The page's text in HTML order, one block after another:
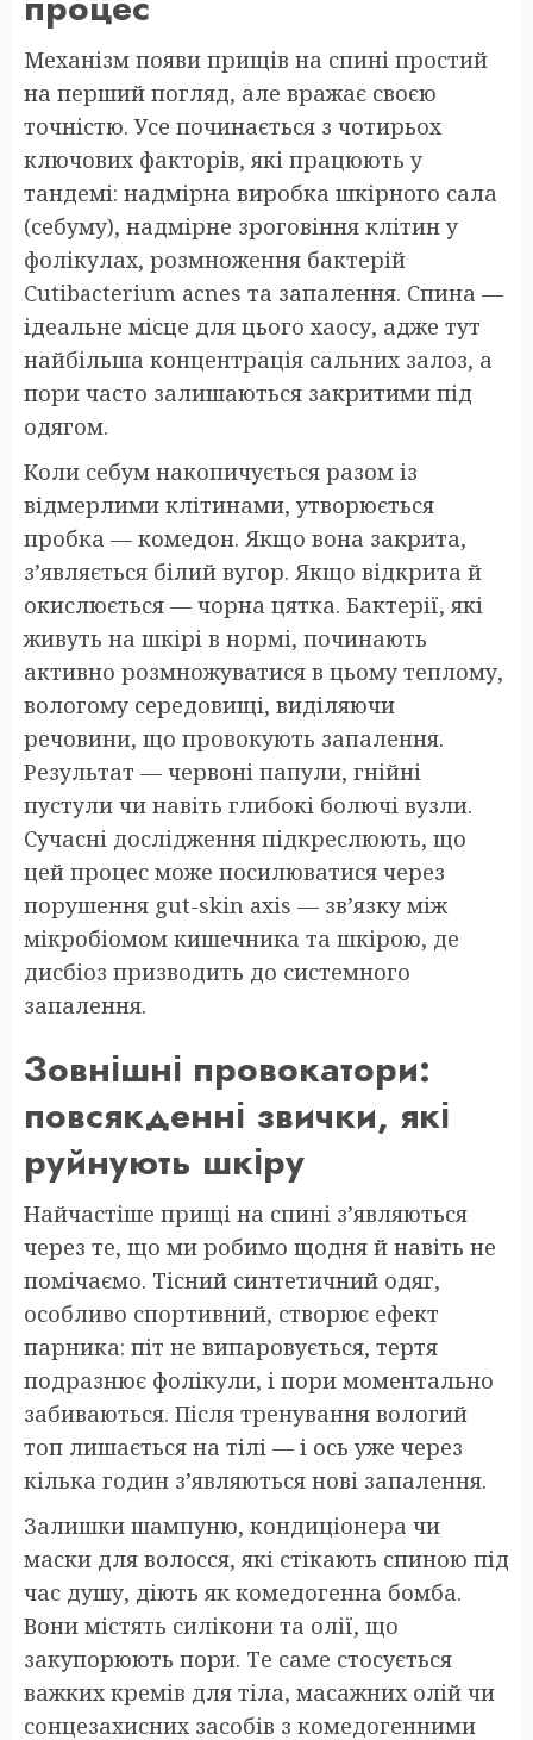
Механізм появи прищів на спині простий
на перший погляд, але вражає своєю
точністю. Усе починається з чотирьох
ключових факторів, які працюють у
тандемі: надмірна виробка шкірного сала
(себуму), надмірне зроговіння клітин у
фолікулах, розмноження бактерій
Cutibacterium acnes та запалення. Спина —
ідеальне місце для цього хаосу, адже тут
найбільша концентрація сальних залоз, а
пори часто залишаються закритими під
одягом.
Коли себум накопичується разом із
відмерлими клітинами, утворюється
пробка — комедон. Якщо вона закрита,
з’являється білий вугор. Якщо відкрита й
окислюється — чорна цятка. Бактерії, які
живуть на шкірі в нормі, починають
активно розмножуватися в цьому теплому,
вологому середовищі, виділяючи
речовини, що провокують запалення.
Результат — червоні папули, гнійні
пустули чи навіть глибокі болючі вузли.
Сучасні дослідження підкреслюють, що
цей процес може посилюватися через
порушення gut-skin axis — зв’язку між
мікробіомом кишечника та шкірою, де
дисбіоз призводить до системного
запалення.
Зовнішні провокатори:
повсякденні звички, які
руйнують шкіру
Найчастіше прищі на спині з’являються
через те, що ми робимо щодня й навіть не
помічаємо. Тісний синтетичний одяг,
особливо спортивний, створює ефект
парника: піт не випаровується, тертя
подразнює фолікули, і пори моментально
забиваються. Після тренування вологий
топ лишається на тілі — і ось уже через
кілька годин з’являються нові запалення.
Залишки шампуню, кондиціонера чи
маски для волосся, які стікають спиною під
час душу, діють як комедогенна бомба.
Вони містять силікони та олії, що
закупорюють пори. Те саме стосується
важких кремів для тіла, масажних олій чи
сонцезахисних засобів з комедогенними